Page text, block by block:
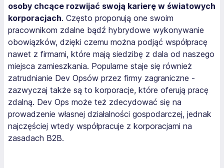
osoby chcące rozwijać swoją karierę w światowych
korporacjach. Często proponują one swoim
pracownikom zdalne bądź hybrydowe wykonywanie
obowiązków, dzięki czemu można podjąć współpracę
nawet z firmami, które mają siedzibę z dala od naszego
miejsca zamieszkania. Popularne staje się również
zatrudnianie Dev Opsów przez firmy zagraniczne -
zazwyczaj także są to korporacje, które oferują pracę
zdalną. Dev Ops może też zdecydować się na
prowadzenie własnej działalności gospodarczej, jednak
najczęściej wtedy współpracuje z korporacjami na
zasadach B2B.